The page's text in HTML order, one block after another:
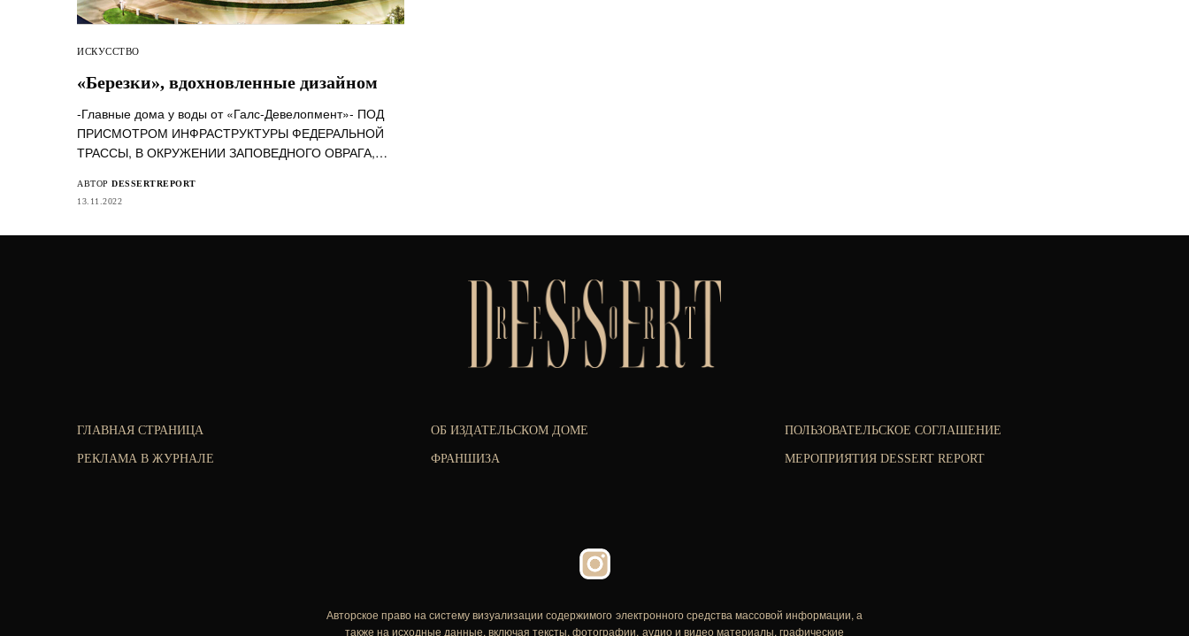
ИСКУССТВО
«Березки», вдохновленные дизайном
-Главные дома у воды от «Галс-Девелопмент»- ПОД
ПРИСМОТРОМ ИНФРАСТРУКТУРЫ ФЕДЕРАЛЬНОЙ
ТРАССЫ, В ОКРУЖЕНИИ ЗАПОВЕДНОГО ОВРАГА,…
АВТОР DESSERTREPORT
13.11.2022
ГЛАВНАЯ СТРАНИЦА
РЕКЛАМА В ЖУРНАЛЕ
ОБ ИЗДАТЕЛЬСКОМ ДОМЕ
ФРАНШИЗА
ПОЛЬЗОВАТЕЛЬСКОЕ СОГЛАШЕНИЕ
МЕРОПРИЯТИЯ DESSERT REPORT
Авторское право на систему визуализации содержимого электронного средства массовой информации, а
также на исходные данные, включая тексты, фотографии, аудио и видео материалы, графические